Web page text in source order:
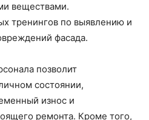
веществами.
тренингов по выявлению и
фасада.
позволит
состоянии,
износ и
ремонта. Кроме того,